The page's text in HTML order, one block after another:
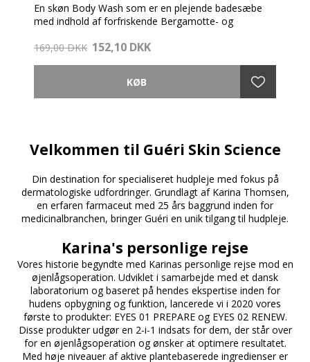
En skøn Body Wash som er en plejende badesæbe
med indhold af forfriskende Bergamotte- og
og velplejet og er velegnet til alle hudtyper.
En høj koncentration af Aloe Vera fugter huden og
fjerner effektiv de døde hudceller. Aloe Vera har også
antiinflammatorisk virkning, som virker kølende og
169,00 DKK 152,10 DKK
Velkommen til Guéri Skin Science
Din destination for specialiseret hudpleje med fokus på
dermatologiske udfordringer. Grundlagt af Karina Thomsen,
en erfaren farmaceut med 25 års baggrund inden for
medicinalbranchen, bringer Guéri en unik tilgang til hudpleje.
Karina's personlige rejse
Vores historie begyndte med Karinas personlige rejse mod en
øjenlågsoperation. Udviklet i samarbejde med et dansk
laboratorium og baseret på hendes ekspertise inden for
hudens opbygning og funktion, lancerede vi i 2020 vores
første to produkter: EYES 01 PREPARE og EYES 02 RENEW.
Disse produkter udgør en 2-i-1 indsats for dem, der står over
for en øjenlågsoperation og ønsker at optimere resultatet.
Med høje niveauer af aktive plantebaserede ingredienser er